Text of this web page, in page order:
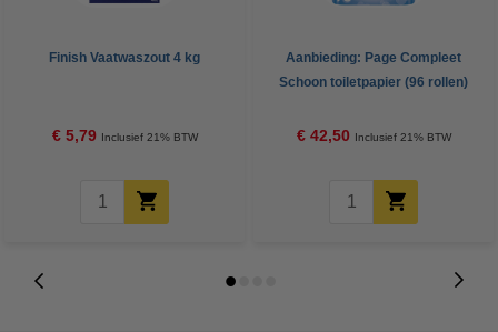
Finish Vaatwaszout 4 kg
€ 5,79 Inclusief 21% BTW
Aanbieding: Page Compleet
Schoon toiletpapier (96 rollen)
€ 42,50 Inclusief 21% BTW